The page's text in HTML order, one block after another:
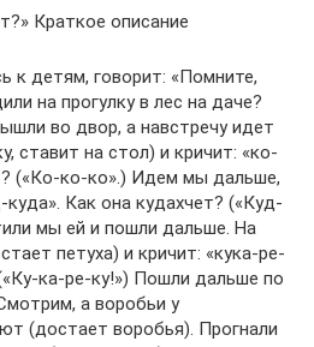
Краткое описание
к детям, говорит: «Помните,
на прогулку в лес на даче?
во двор, а навстречу идет
ставит на стол) и кричит: «ко-
(«Ко-ко-ко».) Идем мы дальше,
куда». Как она кудахчет? («Куд-
мы ей и пошли дальше. На
петуха) и кричит: «кука-ре-
ка-ре-ку!») Пошли дальше по
а воробьи у
(достает воробья). Прогнали